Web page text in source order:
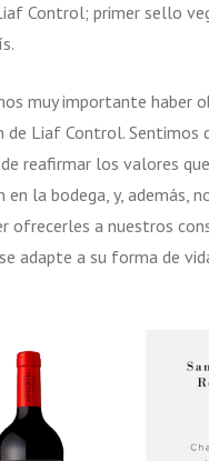
Control; primer sello
muy importante haber
de Liaf Control. Sentimos
reafirmar los valores
en la bodega, y, además,
ofrecerles a nuestros
adapte a su forma de